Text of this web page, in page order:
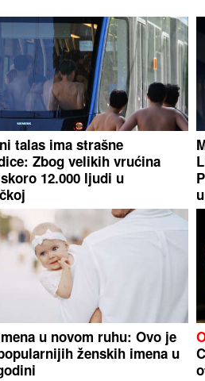
talas ima strašne
Zbog velikih vrućina
12.000 ljudi u
u novom ruhu: Ovo je
ženskih imena u